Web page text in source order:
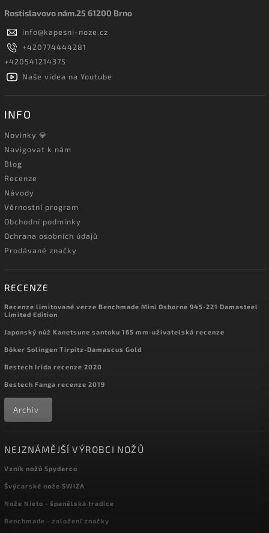
Rostislavovo nám.25 61200 Brno
info@kapesni-noze.cz
+420774444281
+420541214375
Naše videa na Youtube
INFO
Novinky 💎
Navigovat k nám
Blog
Recenze
Návody
Věrnostní program
Obchodní podmínky
Ochrana osobních údajů
Prodávané značky
RECENZE
Recenze limitované verze Benchmade Mini Osborne 945-221 Damasteel
Limited Edition
Japonský nůž Kanetsune santoku 165 mm-uživatelská recenze
Böker Solingen Tirpitz-Damascus Gold
Bestech Irida recenze 2020
Bestech Fanga recenze 2019
Archiv
NEJZNÁMĚJŠÍ VÝROBCI NOŽŮ
Vznik nožů Spyderco
Švýcarské nože SWIZA
Nože Nieto - španělská tradice
Benchmade - založení značky